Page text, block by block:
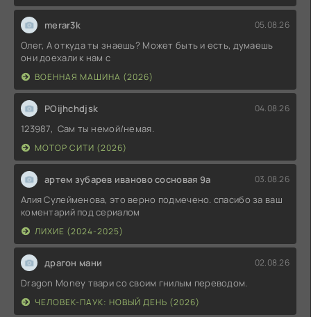
merar3k 05.08.26
Олег, А откуда ты знаешь? Может быть и есть, думаешь
они доехали к нам с
ВОЕННАЯ МАШИНА (2026)
POijhchdjsk 04.08.26
123987, Сам ты немой/немая.
МОТОР СИТИ (2026)
артем зубарев иваново сосновая 9а 03.08.26
Алия Сулейменова, это верно подмечено. спасибо за ваш
коментарий под сериалом
ЛИХИЕ (2024-2025)
драгон мани 02.08.26
Dragon Money твари со своим гнилым переводом.
ЧЕЛОВЕК-ПАУК: НОВЫЙ ДЕНЬ (2026)